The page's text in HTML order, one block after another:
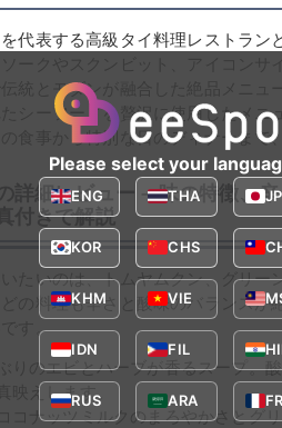
代表する高級タイ料理レストラン
ークやスクンビット、アイコンサ
統とモダンが融合した絶品メニュ
シーフードを贅沢に使用したメニ
食事から特別な日のディナーまで
詳細レビュー – 味の特徴、
付きで解説
たいのは、トムヤムクン、グリー
の料理も辛さと酸味のバランスが
す。
りのエビとハーブが香るスープ。
映えします。
ココナッツミルクのまろやかさとグ
Please select your
ENG THA
KOR CHS
KHM VIE
IDN FIL
RUS ARA